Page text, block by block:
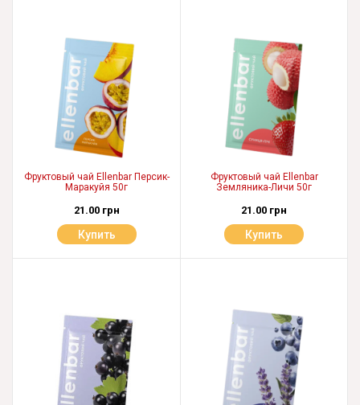
Фруктовый чай Ellenbar Персик-
Маракуйя 50г
21.00 грн
Купить
Фруктовый чай Ellenbar
Земляника-Личи 50г
21.00 грн
Купить